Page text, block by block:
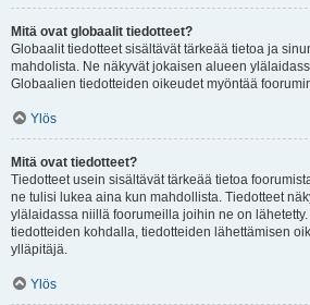
Mitä ovat globaalit tiedotteet?
Globaalit tiedotteet sisältävät tärkeää tietoa ja
mahdolista. Ne näkyvät jokaisen alueen
Globaalien tiedotteiden oikeudet myöntää
Ylös
Mitä ovat tiedotteet?
Tiedotteet usein sisältävät tärkeää tietoa
ne tulisi lukea aina kun mahdollista. Tiedotteet
ylälaidassa niillä foorumeilla joihin ne on
tiedotteiden kohdalla, tiedotteiden lähettämisen
ylläpitäjä.
Ylös